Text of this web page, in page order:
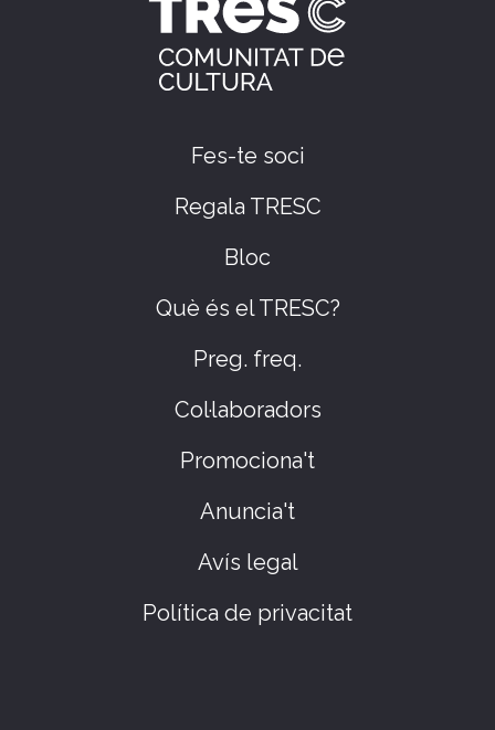
Fes-te soci
Regala TRESC
Bloc
Què és el TRESC?
Preg. freq.
Col·laboradors
Promociona't
Anuncia't
Avís legal
Política de privacitat